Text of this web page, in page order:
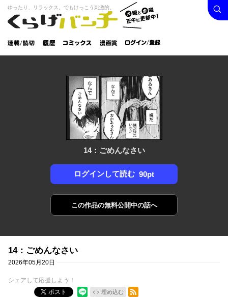
くらげバンチ
火曜と
金曜正
午に更
新中！
ゆったり、リラックス。でもけっこう刺激的。
連載/読
切
履
歴
コミック
漫画
賞
ログイン /
登録
検索
14：ごめんなさい
ログインして読む 90pt
この作品の無料公開中の話へ
14：ごめんなさい
2026年05月20日
シェアして応援しよう！
ポスト
埋め込む
RSSフィード